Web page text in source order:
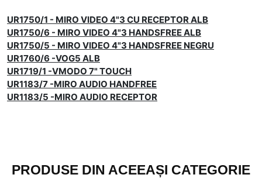
UR1750/1 - MIRO VIDEO 4"3 CU RECEPTOR ALB
UR1750/6 - MIRO VIDEO 4"3 HANDSFREE ALB
UR1750/5 - MIRO VIDEO 4"3 HANDSFREE NEGRU
UR1760/6 -VOG5 ALB
UR1719/1 -VMODO 7" TOUCH
UR1183/7 -MIRO AUDIO HANDFREE
UR1183/5 -MIRO AUDIO RECEPTOR
PRODUSE DIN ACEEAȘI CATEGORIE